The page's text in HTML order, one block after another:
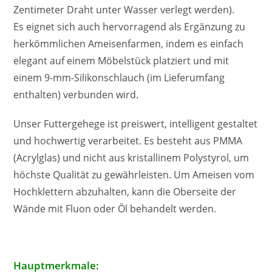
Zentimeter Draht unter Wasser verlegt werden).
Es eignet sich auch hervorragend als Ergänzung zu
herkömmlichen Ameisenfarmen, indem es einfach
elegant auf einem Möbelstück platziert und mit
einem 9-mm-Silikonschlauch (im Lieferumfang
enthalten) verbunden wird.
Unser Futtergehege ist preiswert, intelligent gestaltet
und hochwertig verarbeitet. Es besteht aus PMMA
(Acrylglas) und nicht aus kristallinem Polystyrol, um
höchste Qualität zu gewährleisten. Um Ameisen vom
Hochklettern abzuhalten, kann die Oberseite der
Wände mit Fluon oder Öl behandelt werden.
Hauptmerkmale: